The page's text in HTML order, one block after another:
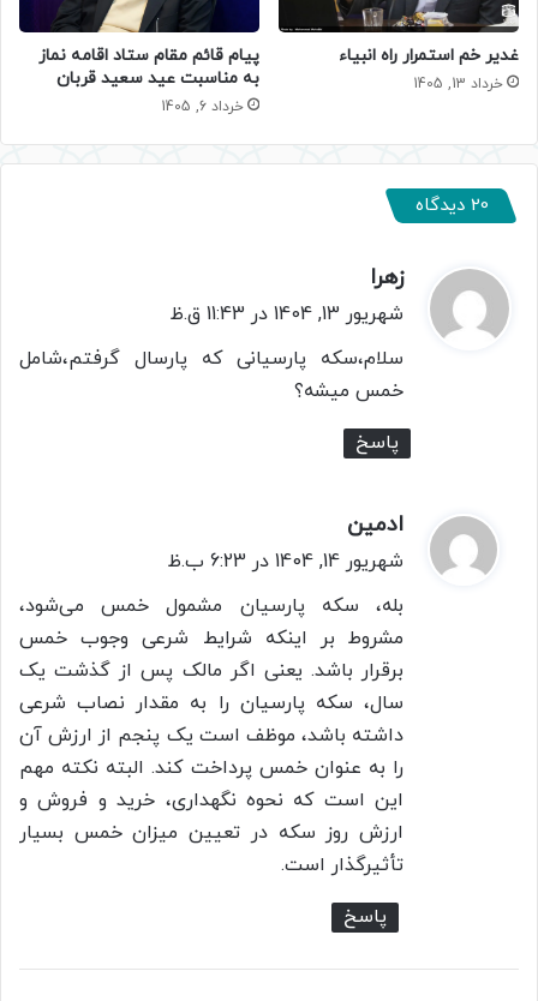
غدیر خم استمرار راه انبیاء
خرداد 13, 1405
پیام قائم مقام ستاد اقامه نماز
به مناسبت عید سعید قربان
خرداد 6, 1405
20 دیدگاه
زهرا
ف
شهریور 13, 1404 در 11:43 ق.ظ
سلام،سکه پارسیانی که پارسال گرفتم،شامل
خمس میشه؟
پاسخ
ادمین
ف
ت
شهریور 14, 1404 در 6:23 ب.ظ
بله، سکه پارسیان مشمول خمس می‌شود،
مشروط بر اینکه شرایط شرعی وجوب خمس
برقرار باشد. یعنی اگر مالک پس از گذشت یک
سال، سکه پارسیان را به مقدار نصاب شرعی
داشته باشد، موظف است یک پنجم از ارزش آن
را به عنوان خمس پرداخت کند. البته نکته مهم
این است که نحوه نگهداری، خرید و فروش و
ارزش روز سکه در تعیین میزان خمس بسیار
تأثیرگذار است.
پاسخ